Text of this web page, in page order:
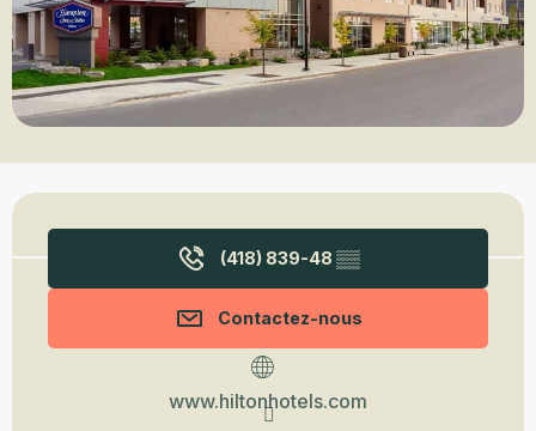
Ouverture et coordonnées
(418) 839-48 ▒▒
Contactez-nous
www.hiltonhotels.com